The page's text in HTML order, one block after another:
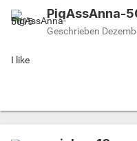
PigAssAnna-
Geschrieben
I like